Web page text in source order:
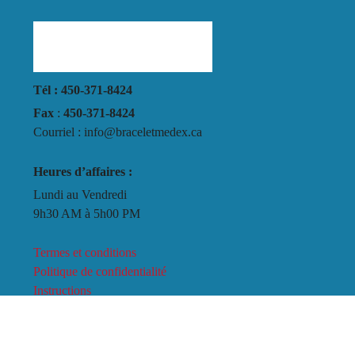
Tél : 450-371-8424
Fax : 450-371-8424
Courriel : info@braceletmedex.ca
Heures d’affaires :
Lundi au Vendredi
9h30 AM à 5h00 PM
Termes et conditions
Politique de confidentialité
Instructions